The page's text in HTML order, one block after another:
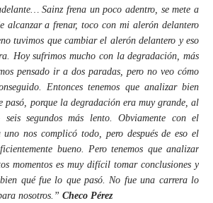
Sainz frena un poco adentro, se mete a
alcanzar a frenar, toco con mi alerón delantero
tuvimos que cambiar el alerón delantero y eso
Hoy sufrimos mucho con la degradación, más
pensado ir a dos paradas, pero no veo cómo
Entonces tenemos que analizar bien
pasó, porque la degradación era muy grande, al
segundos más lento. Obviamente con el
nos complicó todo, pero después de eso el
bueno. Pero tenemos que analizar
momentos es muy difícil tomar conclusiones y
qué fue lo que pasó. No fue una carrera lo
nosotros.” Checo Pérez